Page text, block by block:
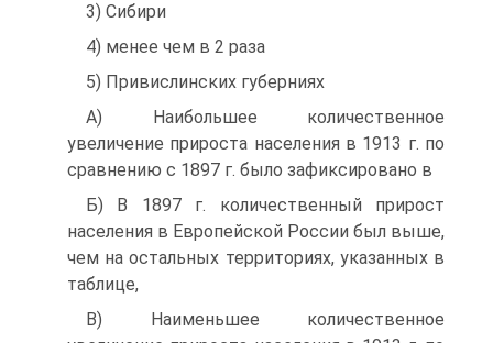
3) Сибири
4) менее чем в 2 раза
5) Привислинских губерниях
A) Наибольшее количественное
увеличение прироста населения в 1913 г. по
сравнению с 1897 г. было зафиксировано в
Б) В 1897 г. количественный прирост
населения в Европейской России был выше,
чем на остальных территориях, указанных в
таблице,
B) Наименьшее количественное